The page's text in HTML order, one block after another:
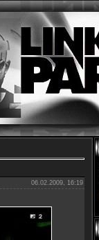
06.02.2009, 16:19